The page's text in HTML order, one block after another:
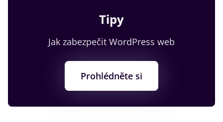
Tipy
Jak zabezpečit WordPress web
Prohlédněte si